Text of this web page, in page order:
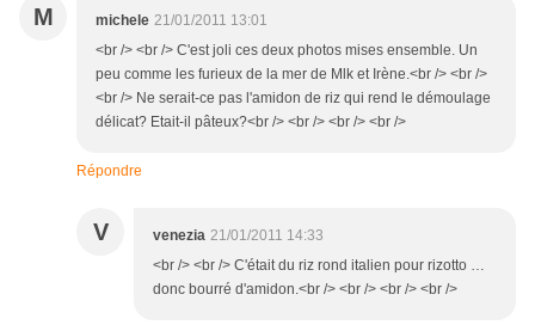
M michele 21/01/2011 13:01
<br /> <br /> C'est joli ces deux photos mises ensemble. Un
peu comme les furieux de la mer de Mlk et Irène.<br /> <br />
<br /> Ne serait-ce pas l'amidon de riz qui rend le démoulage
délicat? Etait-il pâteux?<br /> <br /> <br /> <br />
Répondre
V venezia 21/01/2011 14:33
<br /> <br /> C'était du riz rond italien pour rizotto …
donc bourré d'amidon.<br /> <br /> <br /> <br />